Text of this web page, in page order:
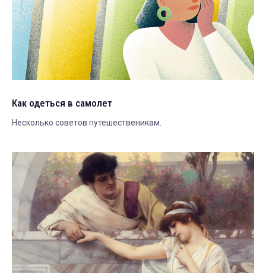
Как одеться в самолет
Несколько советов путешественикам.